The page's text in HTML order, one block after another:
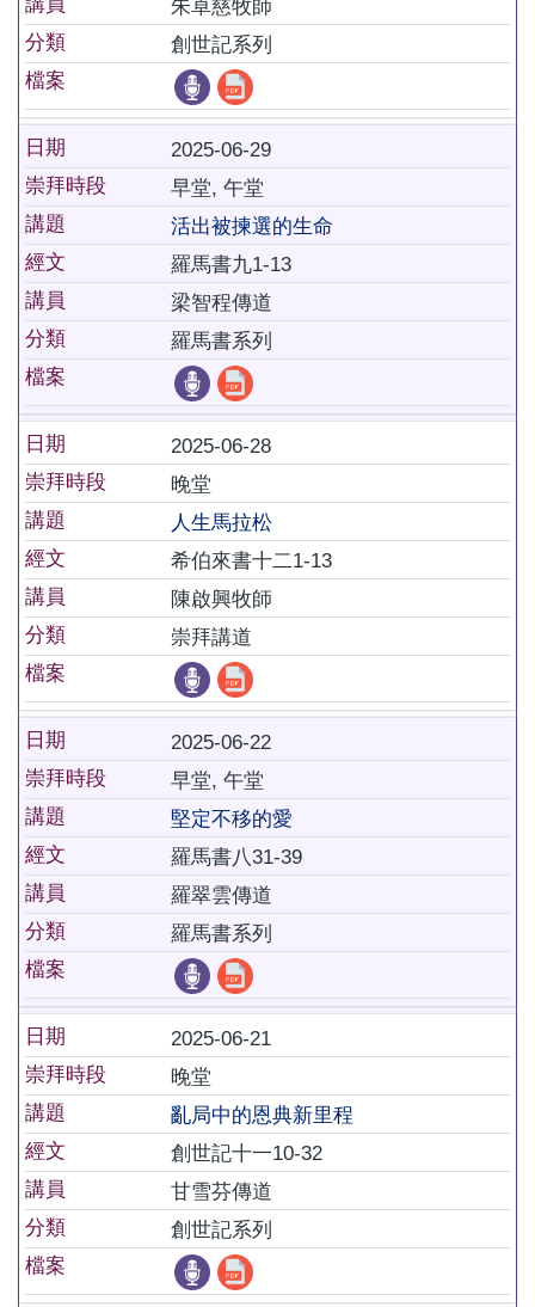
朱卓慈牧師
分類
創世記系列
檔案
日期
2025-06-29
崇拜時段
早堂, 午堂
講題
活出被揀選的生命
經文
羅馬書九1-13
講員
梁智程傳道
分類
羅馬書系列
檔案
日期
2025-06-28
崇拜時段
晚堂
講題
人生馬拉松
經文
希伯來書十二1-13
講員
陳啟興牧師
分類
崇拜講道
檔案
日期
2025-06-22
崇拜時段
早堂, 午堂
講題
堅定不移的愛
經文
羅馬書八31-39
講員
羅翠雲傳道
分類
羅馬書系列
檔案
日期
2025-06-21
崇拜時段
晚堂
講題
亂局中的恩典新里程
經文
創世記十一10-32
講員
甘雪芬傳道
分類
創世記系列
檔案